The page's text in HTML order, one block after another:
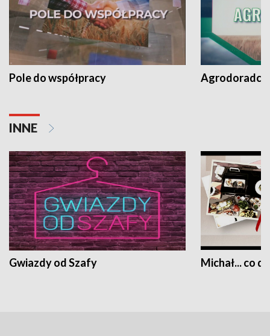
Pole do współpracy Agrodoradcy
INNE
Gwiazdy od Szafy Michał... co